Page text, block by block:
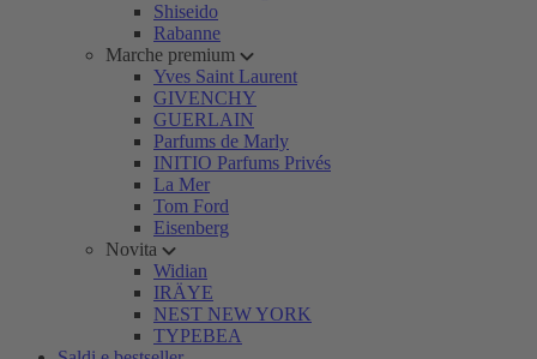
Shiseido
Rabanne
Marche premium
Yves Saint Laurent
GIVENCHY
GUERLAIN
Parfums de Marly
INITIO Parfums Privés
La Mer
Tom Ford
Eisenberg
Novita
Widian
IRÄYE
NEST NEW YORK
TYPEBEA